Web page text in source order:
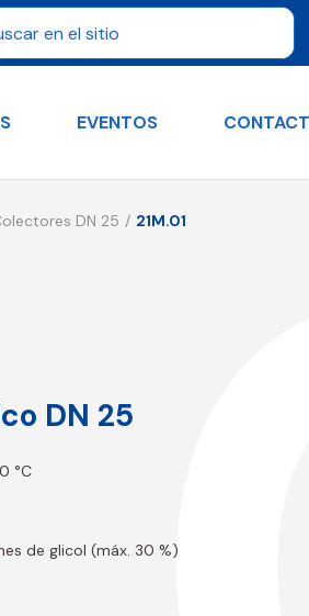
EVENTOS
DN 25 21M.01
DN 25
°C
de glicol (máx. 30 %)